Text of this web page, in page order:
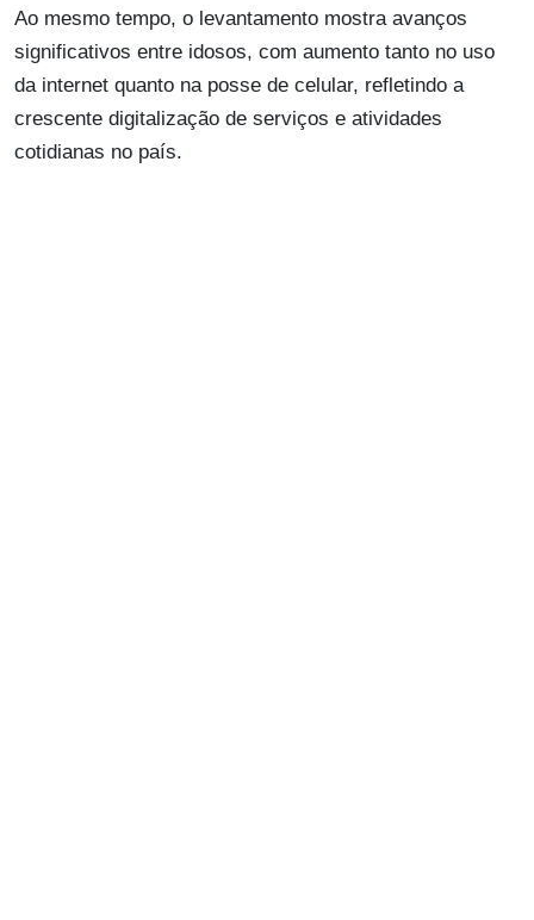
Ao mesmo tempo, o levantamento mostra avanços
significativos entre idosos, com aumento tanto no uso
da internet quanto na posse de celular, refletindo a
crescente digitalização de serviços e atividades
cotidianas no país.